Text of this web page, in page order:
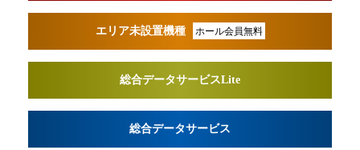
エリア未設置機種 ホール会員無料
総合データサービスLite
総合データサービス